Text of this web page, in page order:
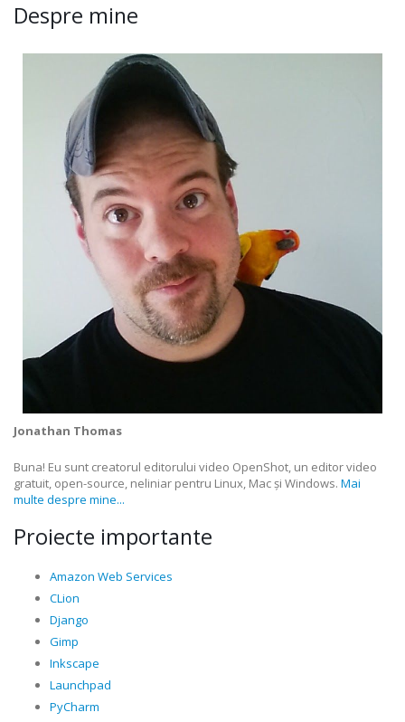
Despre mine
Jonathan Thomas
Buna! Eu sunt creatorul editorului video OpenShot, un editor video
gratuit, open-source, neliniar pentru Linux, Mac și Windows. Mai
multe despre mine...
Proiecte importante
Amazon Web Services
CLion
Django
Gimp
Inkscape
Launchpad
PyCharm